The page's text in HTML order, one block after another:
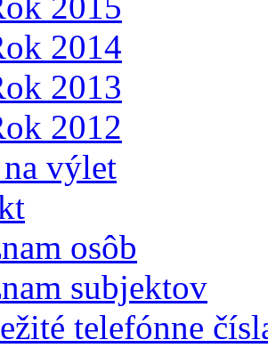
2014
2013
2012
výlet
osôb
subjektov
telefónne